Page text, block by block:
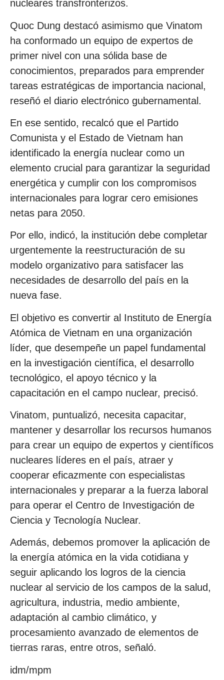
nucleares transfronterizos.
Quoc Dung destacó asimismo que Vinatom
ha conformado un equipo de expertos de
primer nivel con una sólida base de
conocimientos, preparados para emprender
tareas estratégicas de importancia nacional,
reseñó el diario electrónico gubernamental.
En ese sentido, recalcó que el Partido
Comunista y el Estado de Vietnam han
identificado la energía nuclear como un
elemento crucial para garantizar la seguridad
energética y cumplir con los compromisos
internacionales para lograr cero emisiones
netas para 2050.
Por ello, indicó, la institución debe completar
urgentemente la reestructuración de su
modelo organizativo para satisfacer las
necesidades de desarrollo del país en la
nueva fase.
El objetivo es convertir al Instituto de Energía
Atómica de Vietnam en una organización
líder, que desempeñe un papel fundamental
en la investigación científica, el desarrollo
tecnológico, el apoyo técnico y la
capacitación en el campo nuclear, precisó.
Vinatom, puntualizó, necesita capacitar,
mantener y desarrollar los recursos humanos
para crear un equipo de expertos y científicos
nucleares líderes en el país, atraer y
cooperar eficazmente con especialistas
internacionales y preparar a la fuerza laboral
para operar el Centro de Investigación de
Ciencia y Tecnología Nuclear.
Además, debemos promover la aplicación de
la energía atómica en la vida cotidiana y
seguir aplicando los logros de la ciencia
nuclear al servicio de los campos de la salud,
agricultura, industria, medio ambiente,
adaptación al cambio climático, y
procesamiento avanzado de elementos de
tierras raras, entre otros, señaló.
idm/mpm